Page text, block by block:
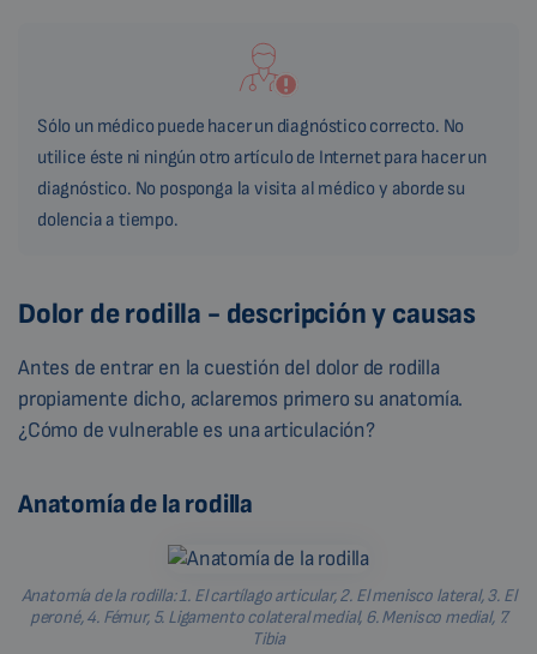
Sólo un médico puede hacer un diagnóstico correcto. No
utilice éste ni ningún otro artículo de Internet para hacer un
diagnóstico. No posponga la visita al médico y aborde su
dolencia a tiempo.
Dolor de rodilla - descripción y causas
Antes de entrar en la cuestión del dolor de rodilla
propiamente dicho, aclaremos primero su anatomía.
¿Cómo de vulnerable es una articulación?
Anatomía de la rodilla
Anatomía de la rodilla: 1. El cartílago articular, 2. El menisco lateral, 3. El
peroné, 4. Fémur, 5. Ligamento colateral medial, 6. Menisco medial, 7.
Tibia